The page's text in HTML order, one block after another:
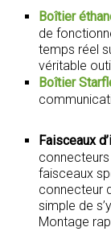
Boîtier
de
temps réel
véritable
Boîtier
Faisceaux
faisceaux
connecteur
simple de
Montage